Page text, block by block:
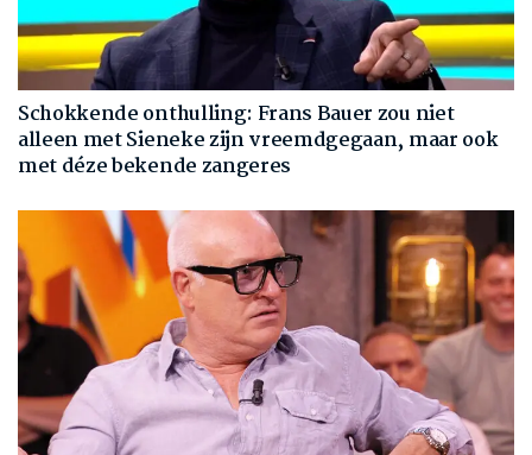
Schokkende onthulling: Frans Bauer zou niet
alleen met Sieneke zijn vreemdgegaan, maar ook
met déze bekende zangeres